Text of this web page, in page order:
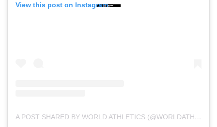
View this post on Instagram
A POST SHARED BY WORLD ATHLETICS (@WORLDATHLETICS)